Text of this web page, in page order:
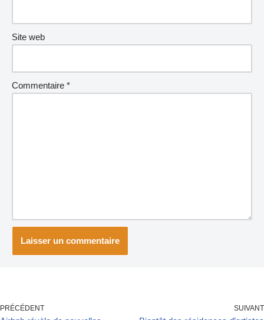
Site web
Commentaire *
PRÉCÉDENT SUIVANT